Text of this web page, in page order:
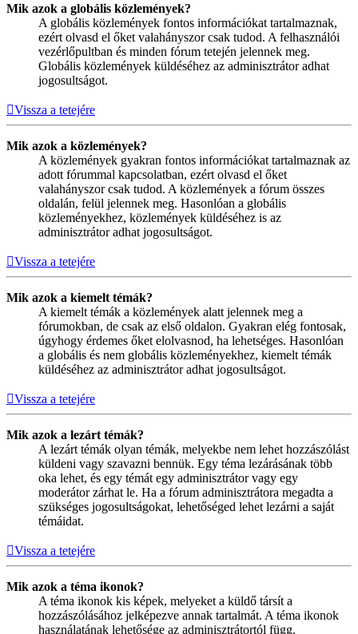
Mik azok a globális közlemények?
A globális közlemények fontos információkat tartalmaznak,
ezért olvasd el őket valahányszor csak tudod. A felhasználói
vezérlőpultban és minden fórum tetején jelennek meg.
Globális közlemények küldéséhez az adminisztrátor adhat
jogosultságot.
Vissza a tetejére
Mik azok a közlemények?
A közlemények gyakran fontos információkat tartalmaznak az
adott fórummal kapcsolatban, ezért olvasd el őket
valahányszor csak tudod. A közlemények a fórum összes
oldalán, felül jelennek meg. Hasonlóan a globális
közleményekhez, közlemények küldéséhez is az
adminisztrátor adhat jogosultságot.
Vissza a tetejére
Mik azok a kiemelt témák?
A kiemelt témák a közlemények alatt jelennek meg a
fórumokban, de csak az első oldalon. Gyakran elég fontosak,
úgyhogy érdemes őket elolvasnod, ha lehetséges. Hasonlóan
a globális és nem globális közleményekhez, kiemelt témák
küldéséhez az adminisztrátor adhat jogosultságot.
Vissza a tetejére
Mik azok a lezárt témák?
A lezárt témák olyan témák, melyekbe nem lehet hozzászólást
küldeni vagy szavazni bennük. Egy téma lezárásának több
oka lehet, és egy témát egy adminisztrátor vagy egy
moderátor zárhat le. Ha a fórum adminisztrátora megadta a
szükséges jogosultságokat, lehetőséged lehet lezárni a saját
témáidat.
Vissza a tetejére
Mik azok a téma ikonok?
A téma ikonok kis képek, melyeket a küldő társít a
hozzászólásához jelképezve annak tartalmát. A téma ikonok
használatának lehetősége az adminisztrátortól függ.